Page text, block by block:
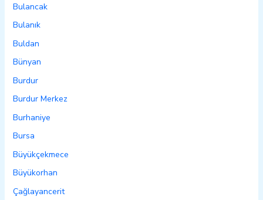
Bulancak
Bulanık
Buldan
Bünyan
Burdur
Burdur Merkez
Burhaniye
Bursa
Büyükçekmece
Büyükorhan
Çağlayancerit